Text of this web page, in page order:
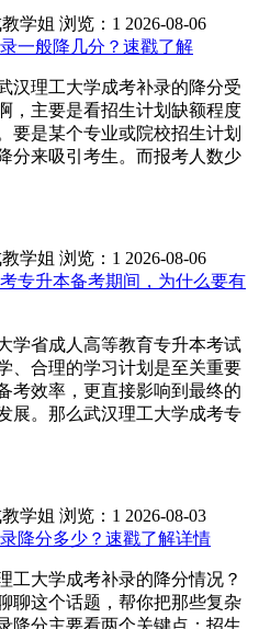
学姐 浏览：1 2026-08-06
一般降几分？速戳了解
理工大学成考补录的降分受
，主要是看招生计划缺额程度
要是某个专业或院校招生计划
分来吸引考生。而报考人数少
学姐 浏览：1 2026-08-06
专升本备考期间，为什么要有
学省成人高等教育专升本考试
、合理的学习计划是至关重要
考效率，更直接影响到最终的
展。那么武汉理工大学成考专
学姐 浏览：1 2026-08-03
降分多少？速戳了解详情
工大学成考补录的降分情况？
聊这个话题，帮你把那些复杂
降分主要看两个关键点：招生